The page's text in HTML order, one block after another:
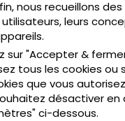
VU
nous recueillons
utilisateurs, leurs
sur "Accepter &
tous les cookies ou
que vous
désactiver en
ci-dessous.